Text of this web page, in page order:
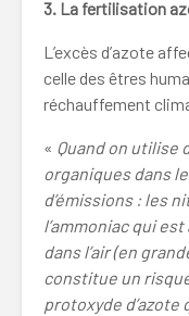
3. La fertilisation
L’excès d’azote
celle des êtres
réchauffement
« Quand on utilise
organiques dans
d’émissions : les
l’ammoniac qui
dans l’air (en
constitue un
protoxyde